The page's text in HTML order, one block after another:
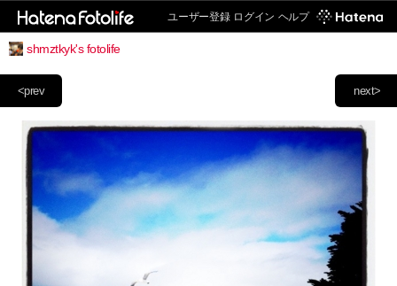
ユーザー登録 ログイン ヘルプ
shmztkyk's fotolife
next>
<prev